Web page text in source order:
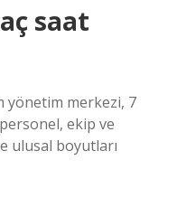
saat
yönetim merkezi, 7
ekip ve
ulusal boyutları